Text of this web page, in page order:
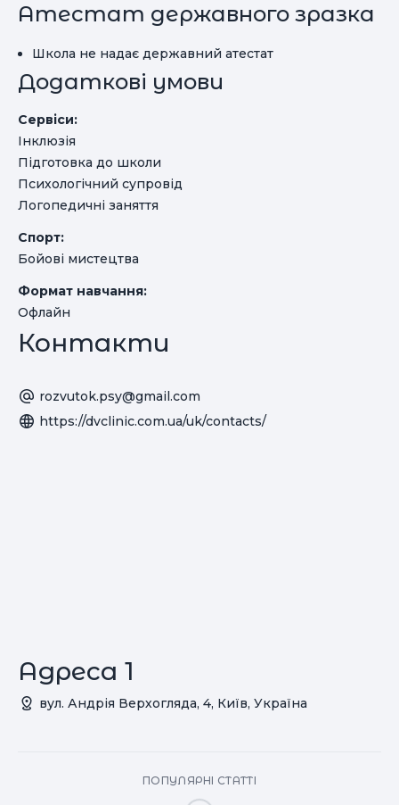
Атестат державного зразка
Школа не надає державний атестат
Додаткові умови
Сервіси:
Інклюзія
Підготовка до школи
Психологічний супровід
Логопедичні заняття
Спорт:
Бойові мистецтва
Формат навчання:
Офлайн
Контакти
rozvutok.psy@gmail.com
https://dvclinic.com.ua/uk/contacts/
Адреса 1
вул. Андрія Верхогляда, 4, Київ, Україна
ПОПУЛЯРНІ СТАТТІ